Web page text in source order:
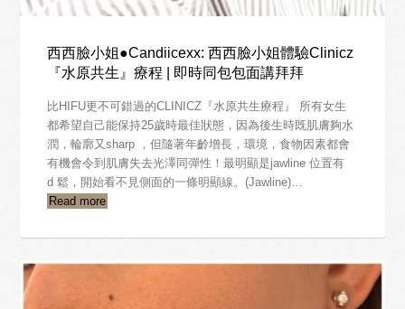
西西臉小姐●Candiicexx: 西西臉小姐體驗Clinicz
『水原共生』療程 | 即時同包包面講拜拜
比HIFU更不可錯過的CLINICZ『水原共生療程』 所有女生
都希望自己能保持25歲時最佳狀態，因為後生時既肌膚夠水
潤，輪廓又sharp ，但隨著年齡增長，環境，食物因素都會
有機會令到肌膚失去光澤同彈性！最明顯是jawline 位置有
d 鬆，開始看不見側面的一條明顯線。(Jawline)…
Read more